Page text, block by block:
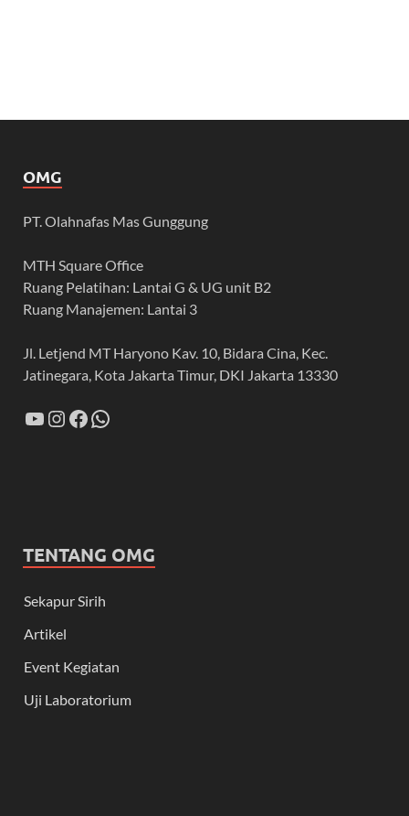
OMG
PT. Olahnafas Mas Gunggung
MTH Square Office
Ruang Pelatihan: Lantai G & UG unit B2
Ruang Manajemen: Lantai 3
Jl. Letjend MT Haryono Kav. 10, Bidara Cina, Kec.
Jatinegara, Kota Jakarta Timur, DKI Jakarta 13330
TENTANG OMG
Sekapur Sirih
Artikel
Event Kegiatan
Uji Laboratorium